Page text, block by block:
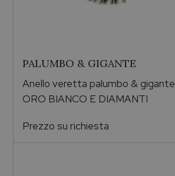
PALUMBO & GIGANTE
Anello veretta palumbo & gigante
ORO BIANCO E DIAMANTI
Prezzo su richiesta